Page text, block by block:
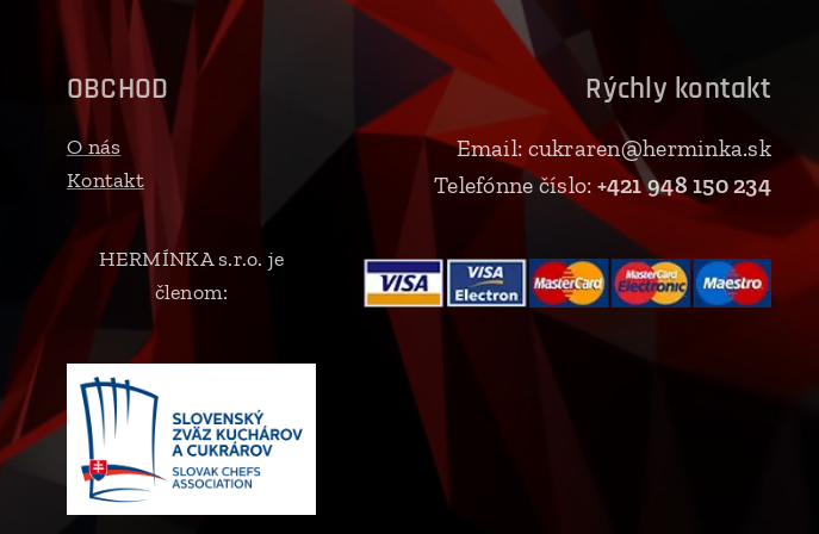
OBCHOD
O nás
Kontakt
HERMÍNKA s.r.o. je
členom:
Rýchly kontakt
Email: cukraren@herminka.sk
Telefónne číslo: +421 948 150 234